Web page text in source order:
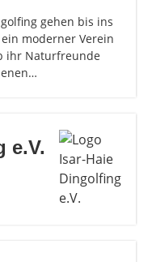
gehen bis ins
moderner Verein
ihr Naturfreunde
e.V.